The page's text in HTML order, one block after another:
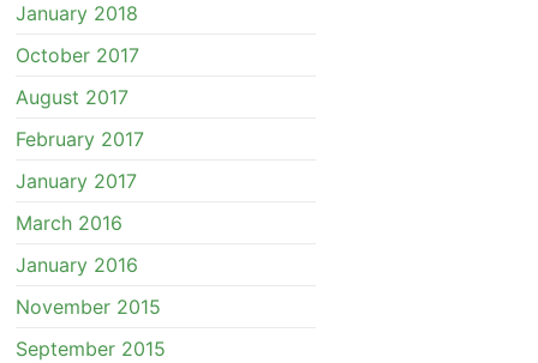
January 2018
October 2017
August 2017
February 2017
January 2017
March 2016
January 2016
November 2015
September 2015